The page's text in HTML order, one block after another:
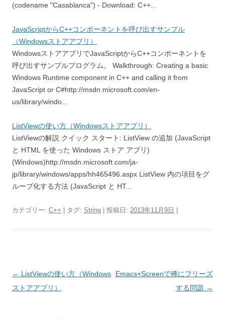
(codename "Casablanca") - Download: C++...
JavaScriptからC++コンポーネントを呼び出すサンプル
（Windowsストアアプリ）
WindowsストアアプリでJavaScriptからC++コンポーネントを
呼び出すサンプルプログラム。 Walkthrough: Creating a basic
Windows Runtime component in C++ and calling it from
JavaScript or C#http://msdn.microsoft.com/en-
us/library/windo...
ListViewの使い方（Windowsストアアプリ）
ListViewの解説 クイック スタート: ListView の追加 (JavaScript
と HTML を使った Windows ストア アプリ)
(Windows)http://msdn.microsoft.com/ja-
jp/library/windows/apps/hh465496.aspx ListView 内の項目をグ
ループ化する方法 (JavaScript と HT...
カテゴリー: C++ | タグ: String | 投稿日: 2013年11月9日
投
稿
← ListViewの使い方（Windows
ストアアプリ）
Emacs+Screenで稀にフリーズ
する問題 →